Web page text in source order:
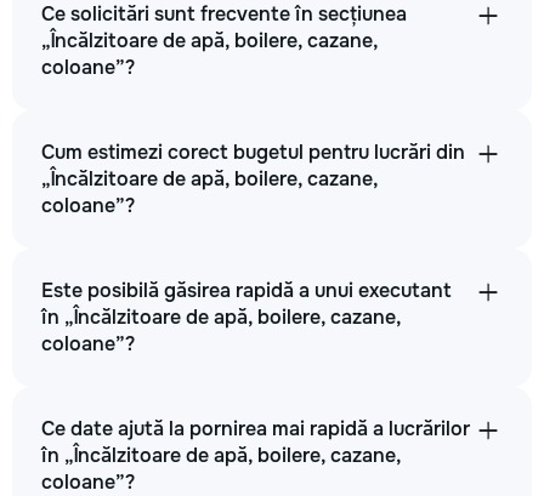
Ce solicitări sunt frecvente în secțiunea
„Încălzitoare de apă, boilere, cazane,
coloane”?
Cum estimezi corect bugetul pentru lucrări din
„Încălzitoare de apă, boilere, cazane,
coloane”?
Este posibilă găsirea rapidă a unui executant
în „Încălzitoare de apă, boilere, cazane,
coloane”?
Ce date ajută la pornirea mai rapidă a lucrărilor
în „Încălzitoare de apă, boilere, cazane,
coloane”?